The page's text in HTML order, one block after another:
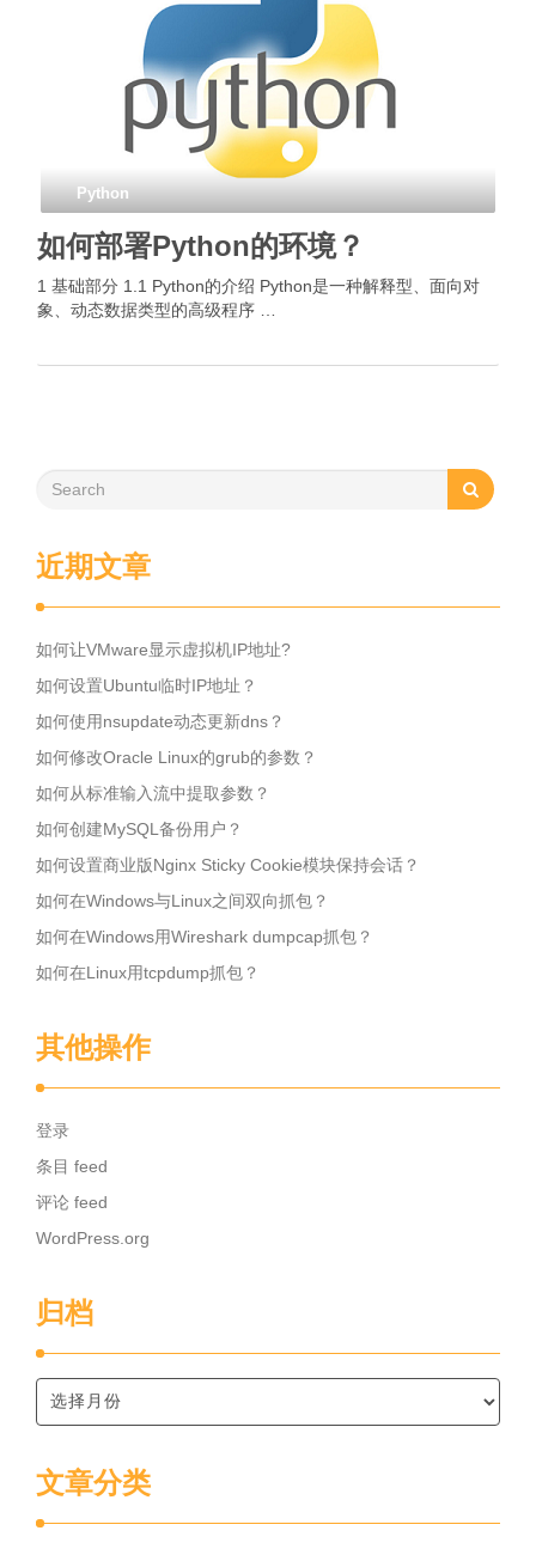
Python
如何部署Python的环境？
1 基础部分 1.1 Python的介绍 Python是一种解释型、面向对
象、动态数据类型的高级程序 …
近期文章
如何让VMware显示虚拟机IP地址?
如何设置Ubuntu临时IP地址？
如何使用nsupdate动态更新dns？
如何修改Oracle Linux的grub的参数？
如何从标准输入流中提取参数？
如何创建MySQL备份用户？
如何设置商业版Nginx Sticky Cookie模块保持会话？
如何在Windows与Linux之间双向抓包？
如何在Windows用Wireshark dumpcap抓包？
如何在Linux用tcpdump抓包？
其他操作
登录
条目 feed
评论 feed
WordPress.org
归档
文章分类